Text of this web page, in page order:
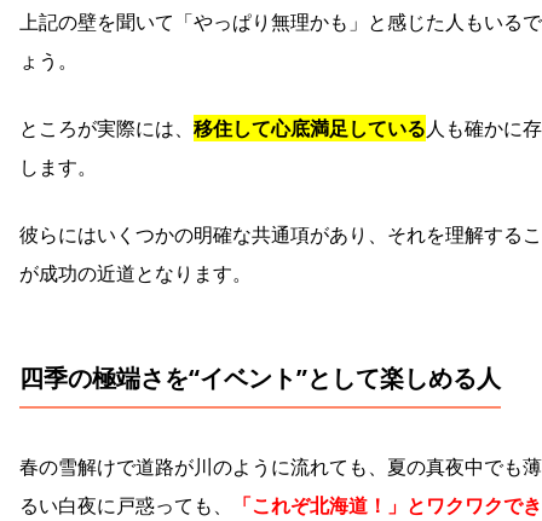
上記の壁を聞いて「やっぱり無理かも」と感じた人もいる
ょう。
ところが実際には、 移住して心底満足している人も確かに
します。
彼らにはいくつかの明確な共通項があり、それを理解する
が成功の近道となります。
四季の極端さを“イベント”として楽しめる人
春の雪解けで道路が川のように流れても、夏の真夜中でも
るい白夜に戸惑っても、
「これぞ北海道！」とワクワクで